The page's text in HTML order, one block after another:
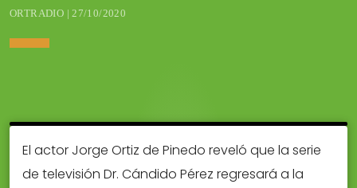
ORTRADIO | 27/10/2020
El actor Jorge Ortiz de Pinedo reveló que la serie
de televisión Dr. Cándido Pérez regresará a la